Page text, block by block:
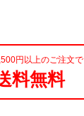
円以上のご注文で
料無料